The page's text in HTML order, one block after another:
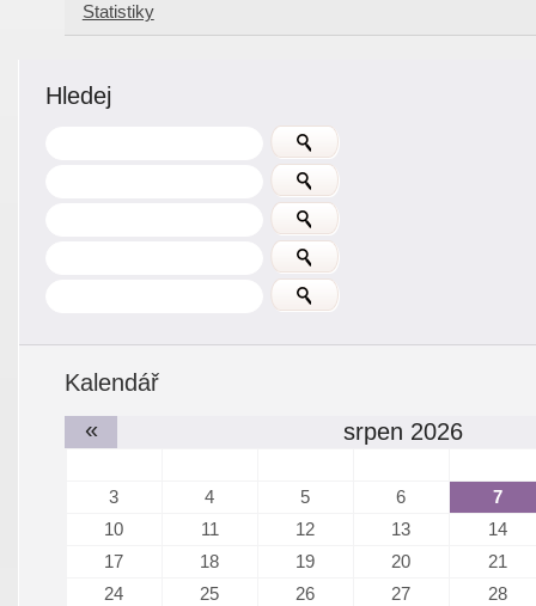
Statistiky
Hledej
Kalendář
«
srpen 2026
3 4 5 6
7
10
11 12 13
14
17
18 19 20
21
24
25 26 27
28